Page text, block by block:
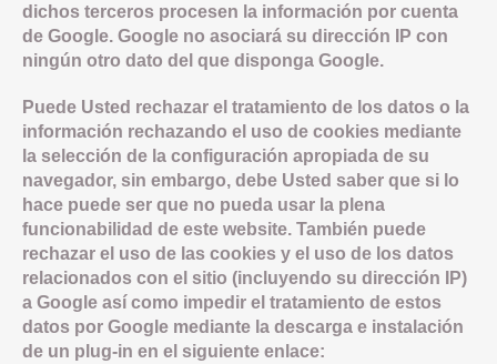
dichos terceros procesen la información por cuenta
de Google. Google no asociará su dirección IP con
ningún otro dato del que disponga Google.
Puede Usted rechazar el tratamiento de los datos o la
información rechazando el uso de cookies mediante
la selección de la configuración apropiada de su
navegador, sin embargo, debe Usted saber que si lo
hace puede ser que no pueda usar la plena
funcionabilidad de este website. También puede
rechazar el uso de las cookies y el uso de los datos
relacionados con el sitio (incluyendo su dirección IP)
a Google así como impedir el tratamiento de estos
datos por Google mediante la descarga e instalación
de un plug-in en el siguiente enlace: